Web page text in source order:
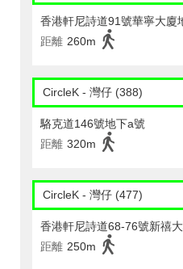
香港軒尼詩道91號華寧大廈
距離 260m
CircleK - 灣仔 (388)
駱克道146號地下a號
距離 320m
CircleK - 灣仔 (477)
香港軒尼詩道68-76號新禧
距離 250m